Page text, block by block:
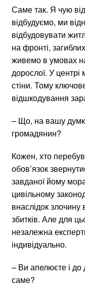
Саме так. Я чую
відбудуємо, ми
відбудовувати
на фронті,
живемо в умовах
дорослої. У
стіни. Тому
відшкодування
– Що, на вашу
громадянин?
Кожен, хто
обов’язок
завданої йому
цивільному
внаслідок злочину
збитків. Але для
незалежна
індивідуально.
– Ви апелюєте і до
саме?